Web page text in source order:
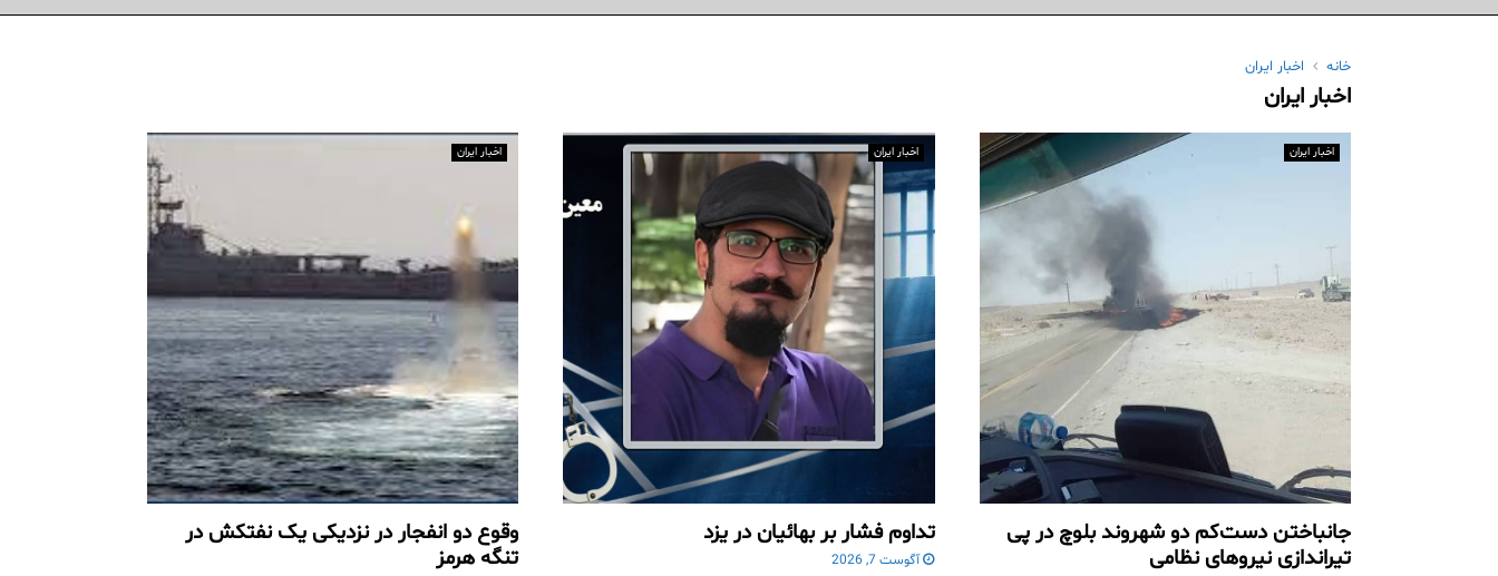
خانه اخبار ایران
اخبار ایران
اخبار ایران
وقوع دو انفجار در نزدیکی یک نفتکش در
تنگه هرمز
اخبار ایران
تداوم فشار بر بهائیان در یزد
آگوست 7, 2026
اخبار ایران
جانباختن دست‌کم دو شهروند بلوچ در پی
تیراندازی نیروهای نظامی